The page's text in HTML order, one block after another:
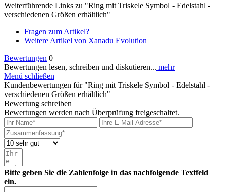
Weiterführende Links zu "Ring mit Triskele Symbol - Edelstahl -
verschiedenen Größen erhältlich"
Fragen zum Artikel?
Weitere Artikel von Xanadu Evolution
Bewertungen 0
Bewertungen lesen, schreiben und diskutieren... mehr
Menü schließen
Kundenbewertungen für "Ring mit Triskele Symbol - Edelstahl -
verschiedenen Größen erhältlich"
Bewertung schreiben
Bewertungen werden nach Überprüfung freigeschaltet.
Bitte geben Sie die Zahlenfolge in das nachfolgende Textfeld
ein.